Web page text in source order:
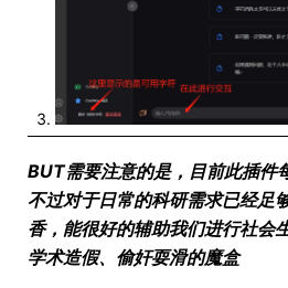
BUT需要注意的是，目前此插件
不过对于日常的科研需求已经足
香，能很好的辅助我们进行社会
学术造假、偷奸耍滑的魔盒